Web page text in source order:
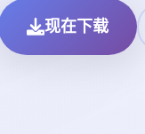
现在下载